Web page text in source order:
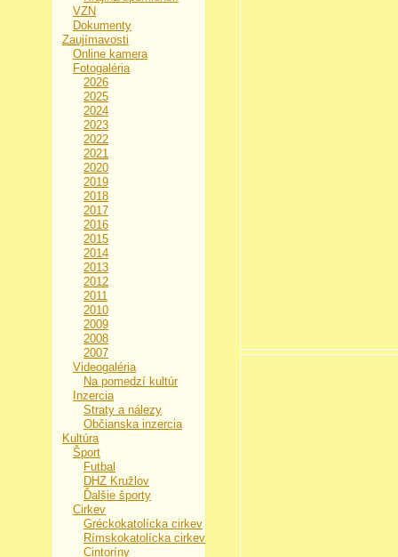
VZN
Dokumenty
Zaujímavosti
Online kamera
Fotogaléria
2026
2025
2024
2023
2022
2021
2020
2019
2018
2017
2016
2015
2014
2013
2012
2011
2010
2009
2008
2007
Videogaléria
Na pomedzí kultúr
Inzercia
Straty a nálezy
Občianska inzercia
Kultúra
Šport
Futbal
DHZ Kružlov
Ďalšie športy
Cirkev
Gréckokatolícka cirkev
Rímskokatolícka cirkev
Cintoríny